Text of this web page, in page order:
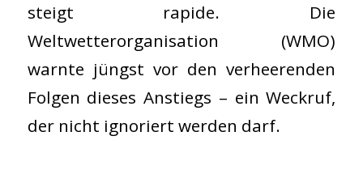
steigt rapide. Die
Weltwetterorganisation (WMO)
warnte jüngst vor den verheerenden
Folgen dieses Anstiegs – ein Weckruf,
der nicht ignoriert werden darf.